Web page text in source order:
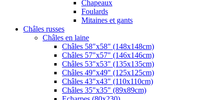
Chapeaux
Foulards
Mitaines et gants
Châles russes
Châles en laine
Châles 58"x58" (148x148cm)
Châles 57"x57" (146x146cm)
Châles 53"x53" (135x135cm)
Châles 49"x49" (125x125cm)
Châles 43"x43" (110x110cm)
Châles 35"x35" (89x89cm)